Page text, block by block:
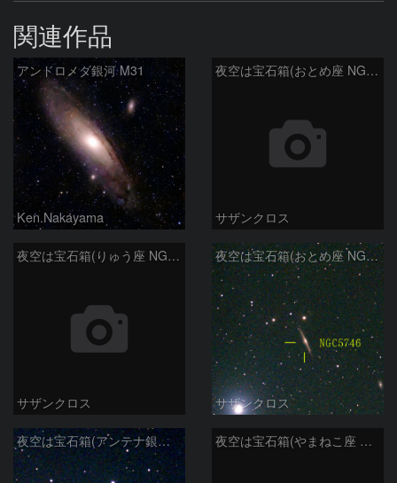
関連作品
アンドロメダ銀河 M31
Ken.Nakayama
夜空は宝石箱(おとめ座 NGC5566) Seestar50
サザンクロス
夜空は宝石箱(りゅう座 NGC6503) Seestar50
サザンクロス
夜空は宝石箱(おとめ座 NGC5746) Seestar50
サザンクロス
夜空は宝石箱(アンテナ銀河 NGC4038) Seestar50 夜空は宝石箱(やまねこ座 NGC2683) Seestar50